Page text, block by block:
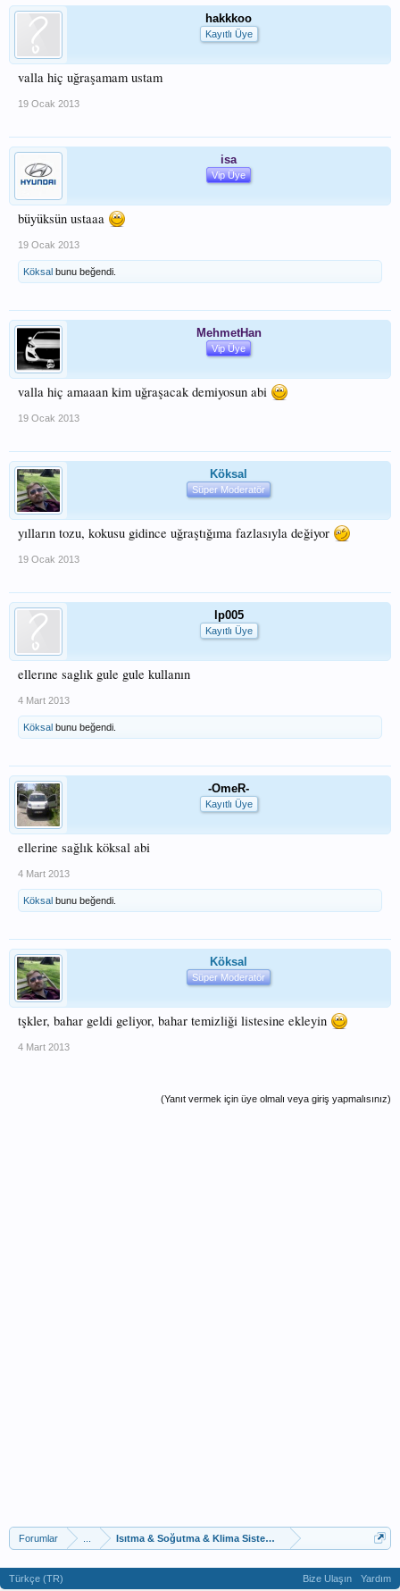
hakkkoo
Kayıtlı Üye
valla hiç uğraşamam ustam
19 Ocak 2013
isa
Vip Üye
büyüksün ustaaa
19 Ocak 2013
Köksal bunu beğendi.
MehmetHan
Vip Üye
valla hiç amaaan kim uğraşacak demiyosun abi
19 Ocak 2013
Köksal
Süper Moderatör
yılların tozu, kokusu gidince uğraştığıma fazlasıyla değiyor
19 Ocak 2013
lp005
Kayıtlı Üye
ellerıne saglık gule gule kullanın
4 Mart 2013
Köksal bunu beğendi.
-OmeR-
Kayıtlı Üye
ellerine sağlık köksal abi
4 Mart 2013
Köksal bunu beğendi.
Köksal
Süper Moderatör
tşkler, bahar geldi geliyor, bahar temizliği listesine ekleyin
4 Mart 2013
(Yanıt vermek için üye olmalı veya giriş yapmalısınız)
Forumlar Isıtma & Soğutma & Klima Sistemleri Sorunları Ve Ç
Türkçe (TR) Bize Ulaşın Yardım